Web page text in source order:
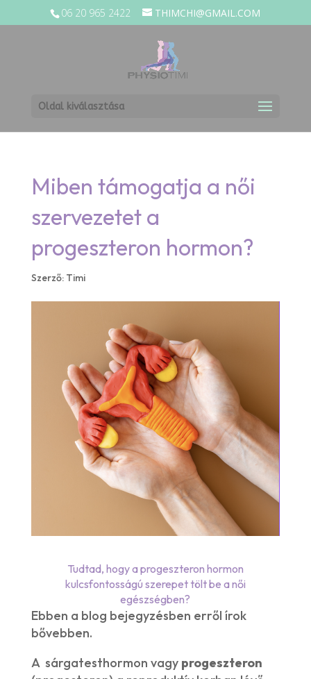
06 20 965 2422 THIMCHI@GMAIL.COM
Oldal kiválasztása
Miben támogatja a női
szervezetet a
progeszteron hormon?
Szerző: Timi
Tudtad, hogy a progeszteron hormon
kulcsfontosságú szerepet tölt be a női
egészségben?
Ebben a blog bejegyzésben erről írok
bővebben.
A sárgatesthormon vagy progeszteron